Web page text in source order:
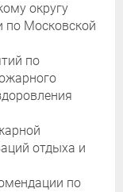
округу
Московской
по
отдыха и
по